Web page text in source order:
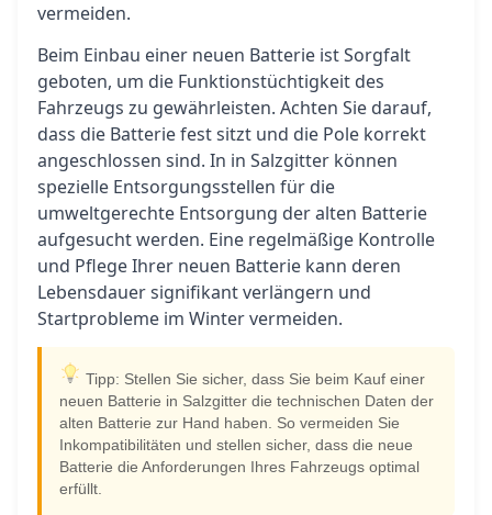
vermeiden.
Beim Einbau einer neuen Batterie ist Sorgfalt
geboten, um die Funktionstüchtigkeit des
Fahrzeugs zu gewährleisten. Achten Sie darauf,
dass die Batterie fest sitzt und die Pole korrekt
angeschlossen sind. In in Salzgitter können
spezielle Entsorgungsstellen für die
umweltgerechte Entsorgung der alten Batterie
aufgesucht werden. Eine regelmäßige Kontrolle
und Pflege Ihrer neuen Batterie kann deren
Lebensdauer signifikant verlängern und
Startprobleme im Winter vermeiden.
Tipp: Stellen Sie sicher, dass Sie beim Kauf einer
neuen Batterie in Salzgitter die technischen Daten der
alten Batterie zur Hand haben. So vermeiden Sie
Inkompatibilitäten und stellen sicher, dass die neue
Batterie die Anforderungen Ihres Fahrzeugs optimal
erfüllt.